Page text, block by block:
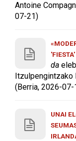
Antoine
07-21)
da
Itzulpengintzako
(Berria, 2026-07-
UNAI